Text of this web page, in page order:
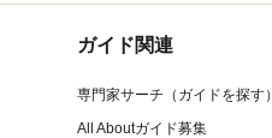
ガイド関連
専門家サーチ（ガイドを探す）
All Aboutガイド募集